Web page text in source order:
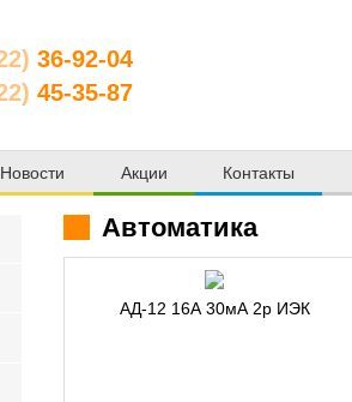
36-92-04
45-35-87
Новости Акции Контакты
Автоматика
АД-12 16А 30мА 2p ИЭК